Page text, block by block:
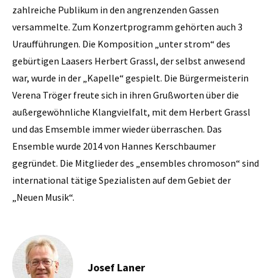
zahlreiche Publikum in den angrenzenden Gassen
versammelte. Zum Konzertprogramm gehörten auch 3
Uraufführungen. Die Komposition „unter strom“ des
gebürtigen Laasers Herbert Grassl, der selbst anwesend
war, wurde in der „Kapelle“ gespielt. Die Bürgermeisterin
Verena Tröger freute sich in ihren Grußworten über die
außergewöhnliche Klangvielfalt, mit dem Herbert Grassl
und das Emsemble immer wieder überraschen. Das
Ensemble wurde 2014 von Hannes Kerschbaumer
gegründet. Die Mitglieder des „ensembles chromoson“ sind
international tätige Spezialisten auf dem Gebiet der
„Neuen Musik“.
Josef Laner